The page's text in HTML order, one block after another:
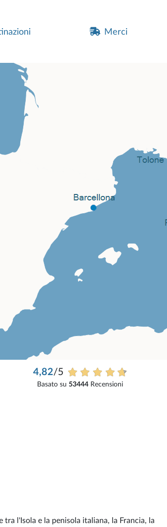
Merci
4,82/5
Basato su53444 Recensioni
l'Isola e la penisola italiana, la Francia, la